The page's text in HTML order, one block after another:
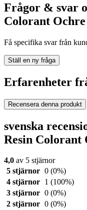
Frågor & svar
Colorant
Få specifika svar från
Ställ en ny fråga
Erfarenheter
Recensera denna produkt
svenska
Resin Colorant
4,0 av 5 stjärnor
5 stjärnor 0 (0%)
4 stjärnor
1 (100%)
3 stjärnor 0 (0%)
2 stjärnor 0 (0%)